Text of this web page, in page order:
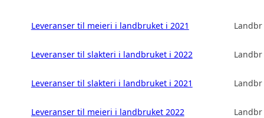
Leveranser til meieri i landbruket i 2021
Leveranser til slakteri i landbruket i 2022
Leveranser til slakteri i landbruket i 2021
Leveranser til meieri i landbruket 2022